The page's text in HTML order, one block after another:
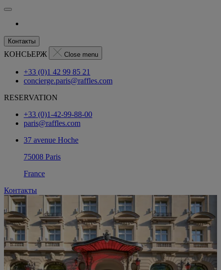
Контакты
КОНСЬЕРЖ Close menu
+33 (0)1 42 99 85 21
concierge.paris@raffles.com
RESERVATION
+33 (0)1-42-99-88-00
paris@raffles.com
37 avenue Hoche
75008 Paris
France
Контакты